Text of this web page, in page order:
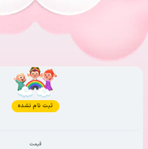
وضعیت فعلی
ثبت نام نشده
قیمت